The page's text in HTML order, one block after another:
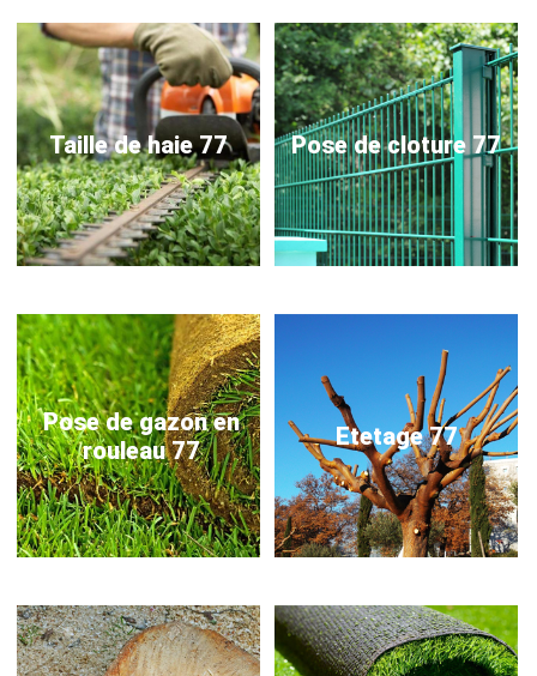
Taille de haie 77 Pose de cloture 77
Pose de gazon en
rouleau 77
Etetage 77